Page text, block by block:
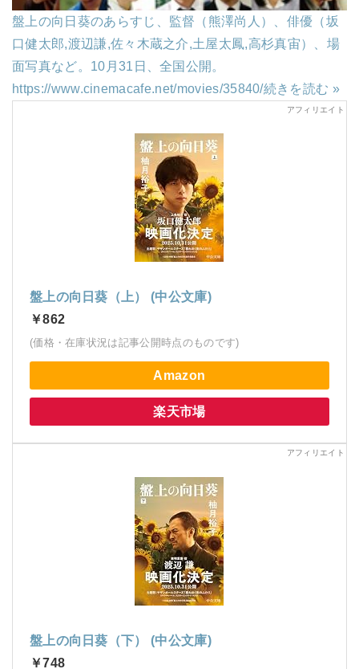
盤上の向日葵のあらすじ、監督（熊澤尚人）、俳優（坂
口健太郎,渡辺謙,佐々木蔵之介,土屋太鳳,高杉真宙）、場
面写真など。10月31日、全国公開。
https://www.cinemacafe.net/movies/35840/続きを読む »
盤上の向日葵（上） (中公文庫)
￥862
(価格・在庫状況は記事公開時点のものです)
Amazon
楽天市場
盤上の向日葵（下） (中公文庫)
￥748